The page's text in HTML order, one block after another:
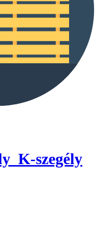
szegély